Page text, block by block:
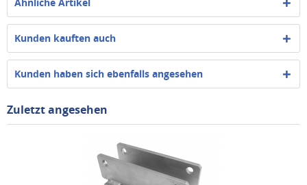
Kunden kauften auch
Kunden haben sich ebenfalls angesehen
Zuletzt angesehen